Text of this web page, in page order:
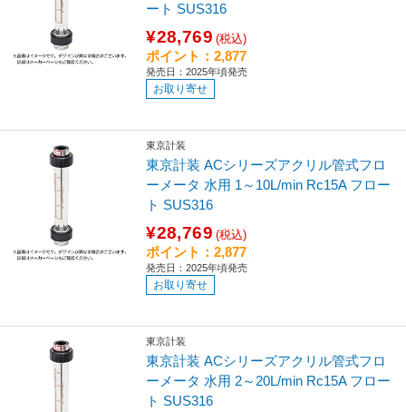
ート SUS316
¥28,769 (税込)
ポイント：2,877
発売日：2025年頃発売
お取り寄せ
東京計装
東京計装 ACシリーズアクリル管式フロ
ーメータ 水用 1～10L/min Rc15A フロー
ト SUS316
¥28,769 (税込)
ポイント：2,877
発売日：2025年頃発売
お取り寄せ
東京計装
東京計装 ACシリーズアクリル管式フロ
ーメータ 水用 2～20L/min Rc15A フロー
ト SUS316